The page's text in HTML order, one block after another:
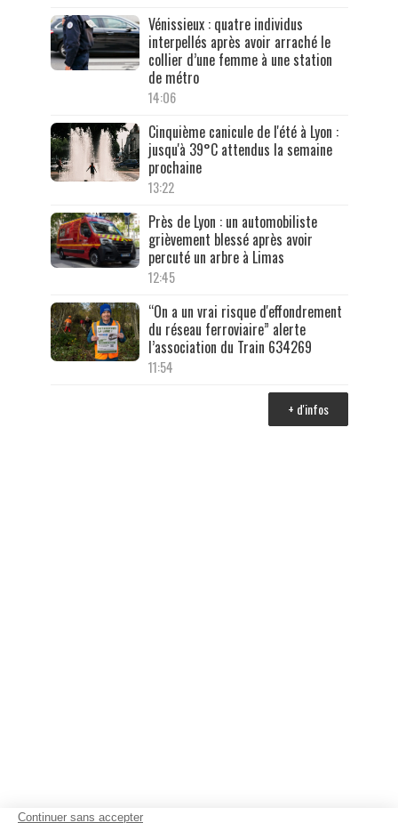
Vénissieux : quatre individus
interpellés après avoir arraché le
collier d’une femme à une station
de métro
14:06
Cinquième canicule de l'été à Lyon :
jusqu'à 39°C attendus la semaine
prochaine
13:22
Près de Lyon : un automobiliste
grièvement blessé après avoir
percuté un arbre à Limas
12:45
“On a un vrai risque d'effondrement
du réseau ferroviaire” alerte
l’association du Train 634269
11:54
+ d'infos